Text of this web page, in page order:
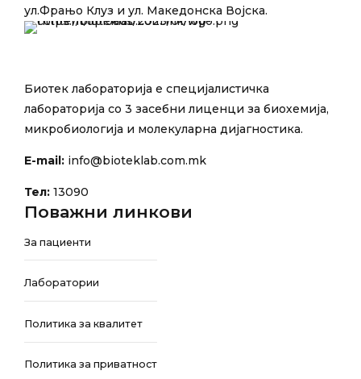
ул.Фрањо Клуз и ул. Македонска Војска.
Биотек лабораторија е специјалистичка
лабораторија со 3 засебни лиценци за биохемија,
микробиологија и молекуларна дијагностика.
E-mail: info@bioteklab.com.mk
Тел: 13090
Поважни линкови
За пациенти
Лаборатории
Политика за квалитет
Политика за приватност